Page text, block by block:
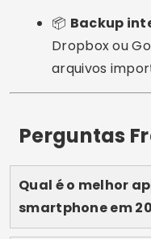
inteligentes de
pesado, liberando
desempenho e
tudo com poucos
escolha a que
uso. E lembre-se:
sempre atualizado
periodicamente,
podem surgir.